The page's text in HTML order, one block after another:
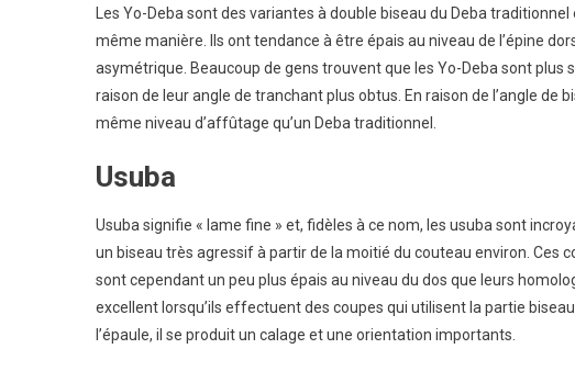
Les Yo-Deba sont des variantes à double biseau du Deba
même manière. Ils ont tendance à être épais au niveau de l’épine
asymétrique. Beaucoup de gens trouvent que les Yo-Deba sont
raison de leur angle de tranchant plus obtus. En raison de l’angle de
même niveau d’affûtage qu’un Deba traditionnel.
Usuba
Usuba signifie « lame fine » et, fidèles à ce nom, les usuba sont
un biseau très agressif à partir de la moitié du couteau environ. Ces
sont cependant un peu plus épais au niveau du dos que leurs
excellent lorsqu’ils effectuent des coupes qui utilisent la partie
l’épaule, il se produit un calage et une orientation importants.